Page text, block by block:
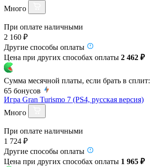
Много
При оплате наличными
2 160 ₽
Другие способы оплаты
Цена при других способах оплаты 2 462 ₽
Сумма месячной платы, если брать в сплит:
65 бонусов
Игра Gran Turismo 7 (PS4, русская версия)
Много
При оплате наличными
1 724 ₽
Другие способы оплаты
Цена при других способах оплаты 1 965 ₽